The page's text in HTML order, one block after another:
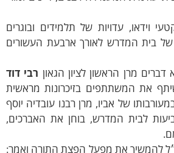
עדויות של תלמידים ובוגרים
בית המדרש לאורך ארבעת העשורים
מרן הראשון לציון הגאוןרבי דוד
המשתתפים בזיכרונות מראשית
של אביו, מרן רבנו עובדיה יוסף
לבית המדרש, בוחן את האברכים,
להמשיך את מפעל הפצת התורה ואמר: